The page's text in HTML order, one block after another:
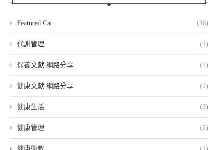
Featured Cat (36)
代謝管理 (1)
保養文獻 網路分享 (1)
健康文獻 網路分享 (1)
健康生活 (2)
健康管理 (2)